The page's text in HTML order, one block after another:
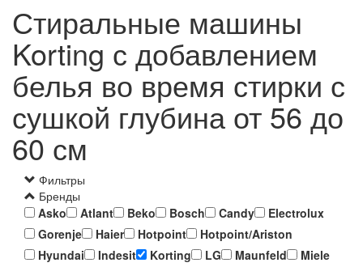
Стиральные машины
Korting с добавлением
белья во время стирки с
сушкой глубина от 56 до
60 см
Фильтры
Бренды
Asko
Atlant Beko Bosch Candy
Electrolux
Gorenje
Haier Hotpoint
Hotpoint/Ariston
Hyundai
Indesit Korting LG Maunfeld
Miele